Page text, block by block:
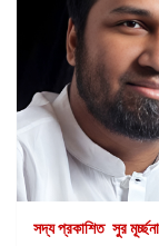
সদ্য প্রকাশিত সুর মূর্চ্ছনা